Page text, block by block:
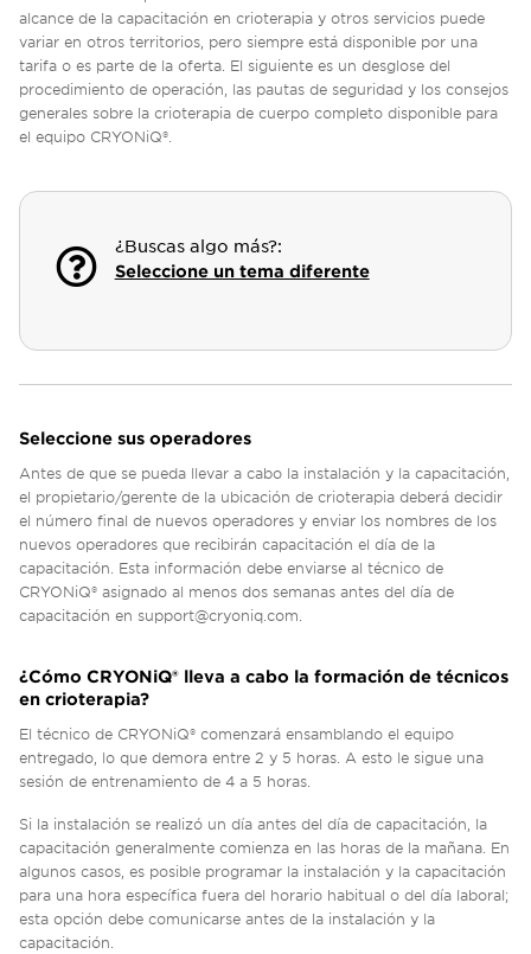
alcance de la capacitación en crioterapia y otros servicios puede
variar en otros territorios, pero siempre está disponible por una
tarifa o es parte de la oferta. El siguiente es un desglose del
procedimiento de operación, las pautas de seguridad y los consejos
generales sobre la crioterapia de cuerpo completo disponible para
el equipo CRYONiQ®.
¿Buscas algo más?:
Seleccione un tema diferente
Seleccione sus operadores
Antes de que se pueda llevar a cabo la instalación y la capacitación,
el propietario/gerente de la ubicación de crioterapia deberá decidir
el número final de nuevos operadores y enviar los nombres de los
nuevos operadores que recibirán capacitación el día de la
capacitación. Esta información debe enviarse al técnico de
CRYONiQ® asignado al menos dos semanas antes del día de
capacitación en support@cryoniq.com
¿Cómo CRYONiQ® lleva a cabo la formación de técnicos
en crioterapia?
El técnico de CRYONiQ® comenzará ensamblando el equipo
entregado, lo que demora entre 2 y 5 horas. A esto le sigue una
sesión de entrenamiento de 4 a 5 horas.
Si la instalación se realizó un día antes del día de capacitación, la
capacitación generalmente comienza en las horas de la mañana. En
algunos casos, es posible programar la instalación y la capacitación
para una hora específica fuera del horario habitual o del día laboral;
esta opción debe comunicarse antes de la instalación y la
capacitación.